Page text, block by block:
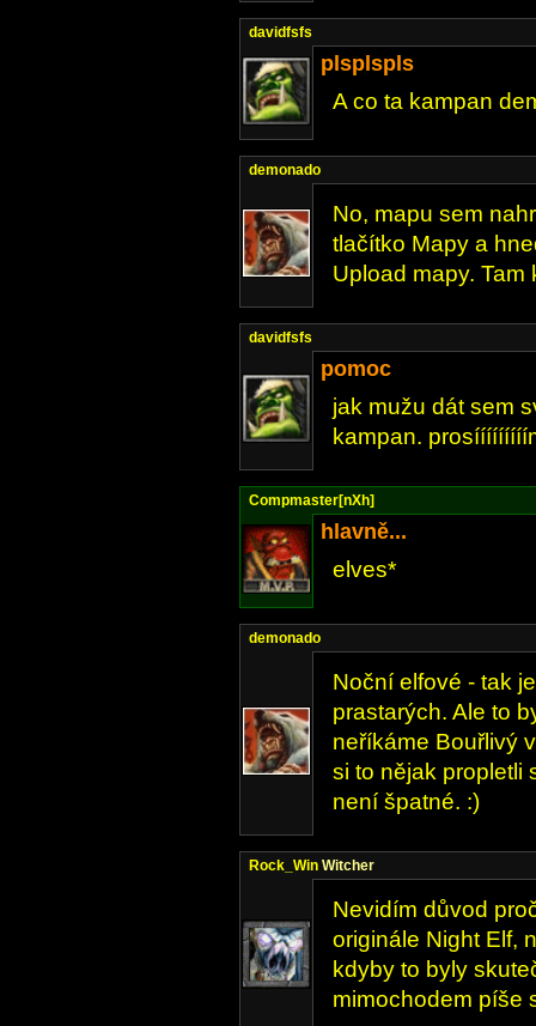
davidfsfs
plsplspls
A co ta kampan
demonado
No, mapu sem
tlačítko Mapy a
Upload mapy. Tam
davidfsfs
pomoc
jak mužu dát sem
kampan.
Compmaster[nXh]
hlavně...
elves*
demonado
Noční elfové - tak
prastarých. Ale to
neříkáme Bouřlivý
si to nějak propletli
není špatné. :)
Rock_Win Witcher
Nevidím důvod
originále Night Elf,
kdyby to byly
mimochodem píše